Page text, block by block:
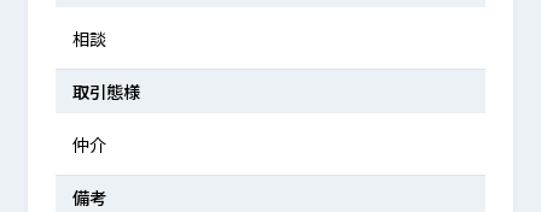
相談
取引態様
仲介
備考